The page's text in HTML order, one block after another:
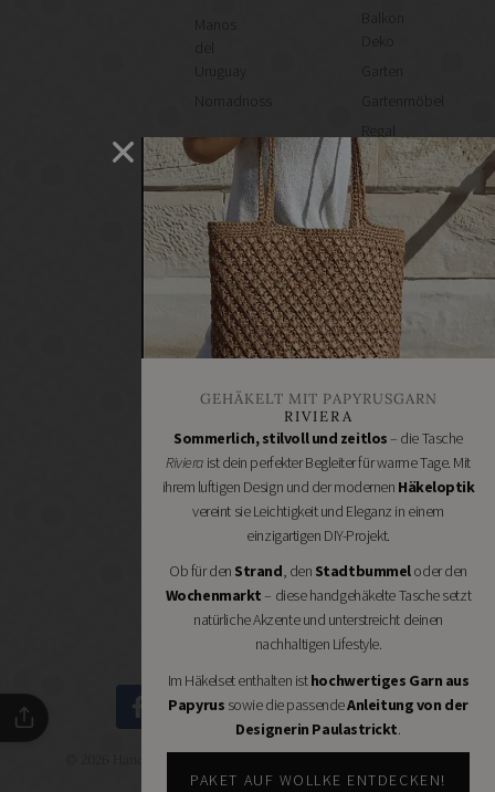
Manos
Uruguay
Nomadnoss
Balkon
Deko
Garten
Gartenmöbel
Regal
selber
machen
Heimwerken
Renovieren
DIY
GESCHÄFTE
Bastelbedarf
Stoffgeschäfte
Handgemachtes
Schneidereibedarf
Handarbeitszubehör
DIY
Online
Shops
Schmuckzubehör
Nähmaschinen
selbermachen.
GEHÄKELT MIT PAPYRUSGARN
RIVIERA
Sommerlich, stilvoll und zeitlos– die Tasche
Rivieraist dein perfekter Begleiter für warme Tage. Mit
ihrem luftigen Design und der modernen Häkeloptik
vereint sie Leichtigkeit und Eleganz in einem
einzigartigen DIY-Projekt.
Ob für den Strand, den Stadtbummeloder den
Wochenmarkt– diese handgehäkelte Tasche setzt
natürliche Akzente und unterstreicht deinen
nachhaltigen Lifestyle.
Im Häkelset enthalten isthochwertiges Garn aus
Papyrus sowie die passendeAnleitung von der
Designerin Paulastrickt.
PAKET AUF WOLLKE ENTDECKEN!